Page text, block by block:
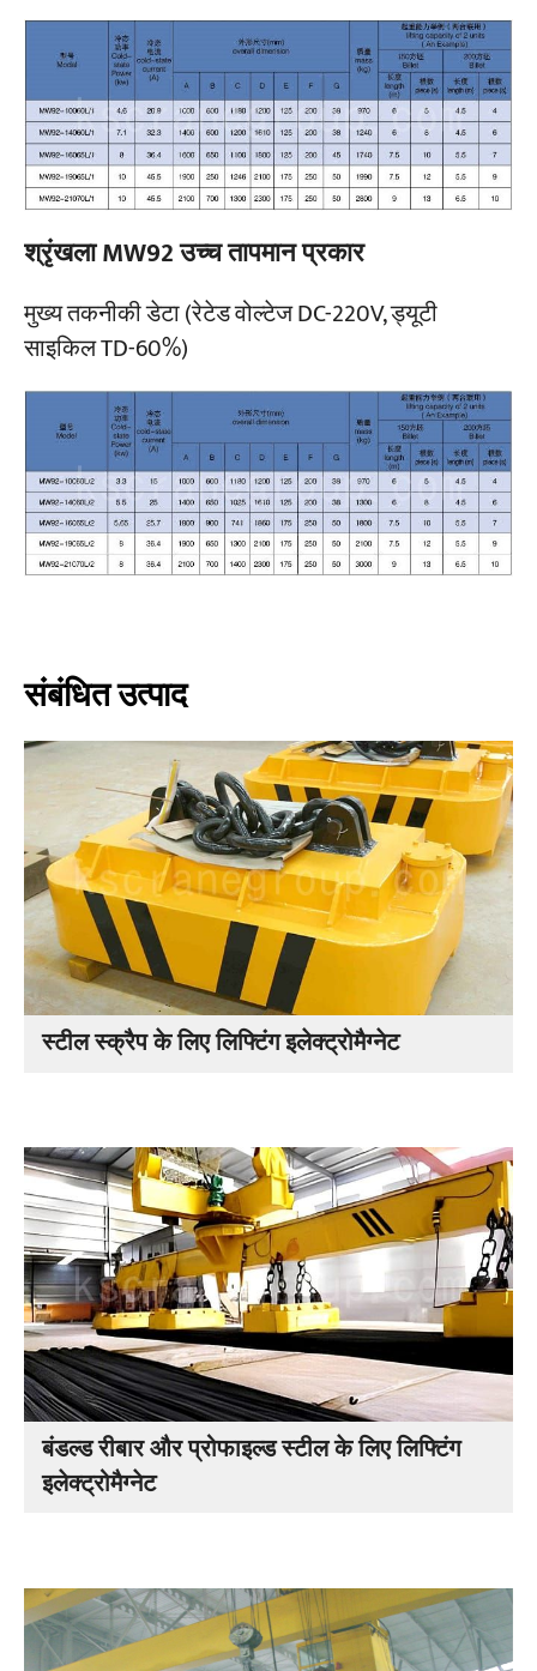
श्रृंखला MW92 उच्च तापमान प्रकार
मुख्य तकनीकी डेटा (रेटेड वोल्टेज DC-220V, ड्यूटी
साइकिल TD-60%)
संबंधित उत्पाद
स्टील स्क्रैप के लिए लिफ्टिंग इलेक्ट्रोमैग्नेट
बंडल्ड रीबार और प्रोफाइल्ड स्टील के लिए लिफ्टिंग
इलेक्ट्रोमैग्नेट